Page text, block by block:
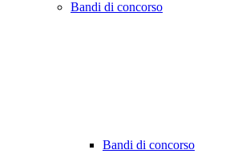
Bandi di concorso
Bandi di concorso